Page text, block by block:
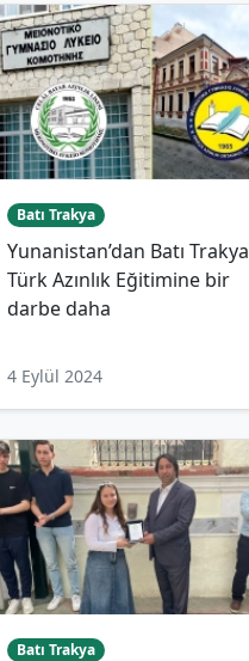
Batı Trakya
Yunanistan’dan Batı Trakya
Türk Azınlık Eğitimine bir
darbe daha
4 Eylül 2024
Batı Trakya